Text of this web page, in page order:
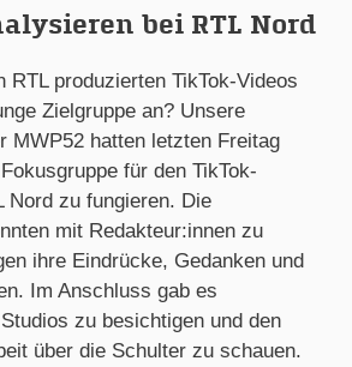
bei RTL Nord
RTL produzierten TikTok-Videos
Zielgruppe an? Unsere
MWP52 hatten letzten Freitag
für den TikTok-
Nord zu fungieren. Die
mit Redakteur:innen zu
ihre Eindrücke, Gedanken und
Im Anschluss gab es
zu besichtigen und den
über die Schulter zu schauen.